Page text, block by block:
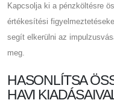
Kapcsolja ki a pénzköltésre
értékesítési
segít elkerülni az
meg.
HASONLÍTSA
HAVI